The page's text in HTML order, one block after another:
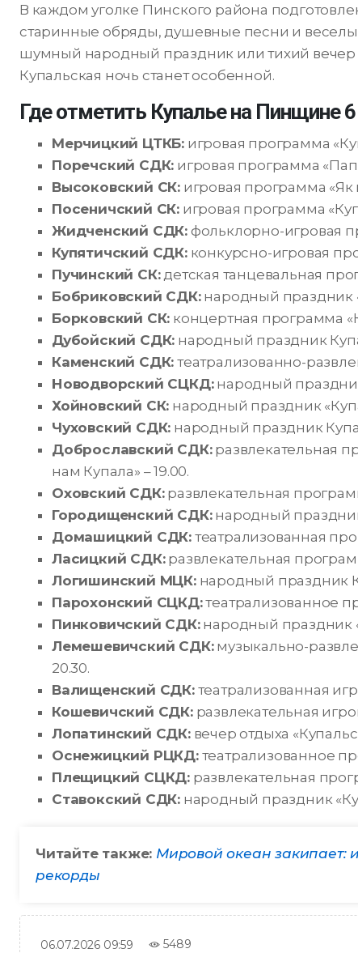
В каждом уголке Пинского района
старинные обряды, душевные песни и
шумный народный праздник или тихий вечер
Купальская ночь станет особенной.
Где отметить Купалье на Пинщине
Мерчицкий ЦТКБ: игровая программа
Поречский СДК: игровая программа
Высоковский СК: игровая программа «Як
Посеничский СК: игровая программа
Жидченский СДК: фольклорно-игровая
Купятичский СДК:конкурсно-игровая
Пучинский СК:детская танцевальная
Бобриковский СДК:народный праздник
Борковский СК: концертная программа
Дубойский СДК: народный праздник
Каменский СДК: театрализованно-
Новодворский СЦКД:народный праздник
Хойновский СК: народный праздник
Чуховский СДК: народный праздник
Доброславский СДК:развлекательная
нам Купала» – 19.00.
Оховский СДК:развлекательная
Городищенский СДК:народный праздник
Домашицкий СДК: театрализованная
Ласицкий СДК:развлекательная
Логишинский МЦК:народный праздник
Парохонский СЦКД:театрализованное
Пинковичский СДК:народный праздник
Лемешевичский СДК:музыкально-
20.30.
Валищенский СДК:театрализованная
Кошевичский СДК:развлекательная
Лопатинский СДК:вечер отдыха
Оснежицкий РЦКД:театрализованное
Плещицкий СЦКД: развлекательная
Ставокский СДК: народный праздник
Читайте также: Мировой океан закипает:
рекорды
06.07.2026 09:59 5489